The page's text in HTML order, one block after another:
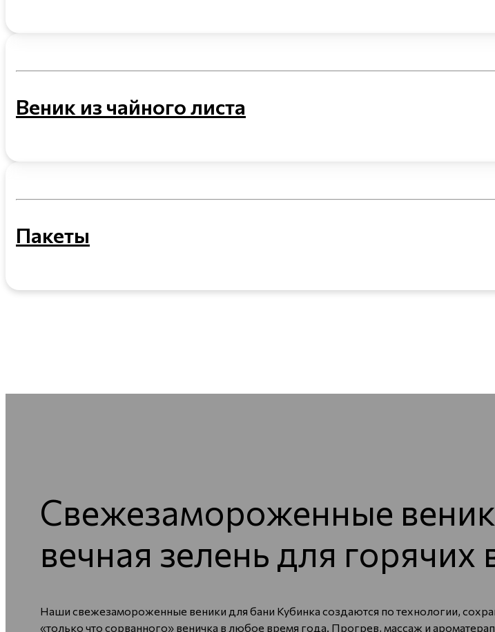
Веник из чайного листа
Пакеты
Свежезамороженные
вечная зелень для горячих
Наши свежезамороженные веники для бани Кубинка создаются по технологии,
«только что сорванного» веничка в любое время года. Прогрев, массаж и